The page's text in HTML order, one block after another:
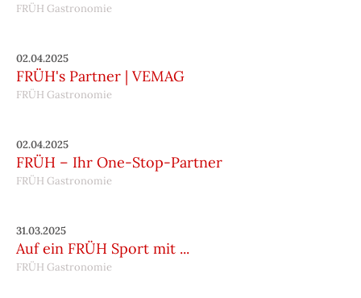
FRÜH Gastronomie
02.04.2025
FRÜH's Partner | VEMAG
FRÜH Gastronomie
02.04.2025
FRÜH – Ihr One-Stop-Partner
FRÜH Gastronomie
31.03.2025
Auf ein FRÜH Sport mit ...
FRÜH Gastronomie